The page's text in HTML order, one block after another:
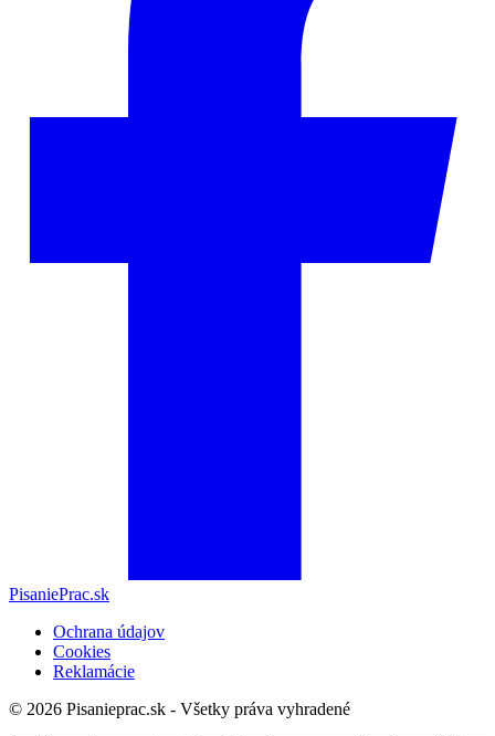
PisaniePrac.sk
Ochrana údajov
Cookies
Reklamácie
© 2026 Pisanieprac.sk - Všetky práva vyhradené